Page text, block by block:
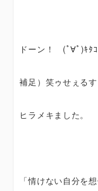
ドーン！ (ﾟ∀ﾟ)ｷﾀ
補足）笑ゥせぇる
ヒラメキました。
「情けない自分を